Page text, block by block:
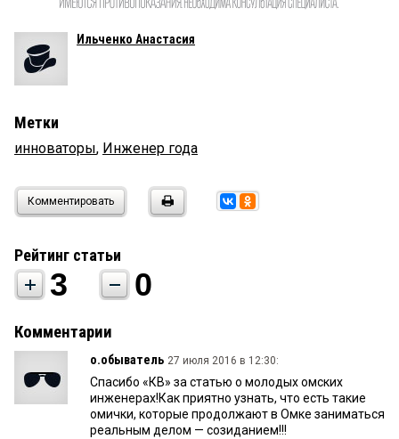
Ильченко Анастасия
Метки
инноваторы, Инженер года
Комментировать
Рейтинг статьи
3 0
Комментарии
о.обыватель 27 июля 2016 в 12:30:
Спасибо «КВ» за статью о молодых омских
инженерах!Как приятно узнать, что есть такие
омички, которые продолжают в Омке заниматься
реальным делом — созиданием!!!